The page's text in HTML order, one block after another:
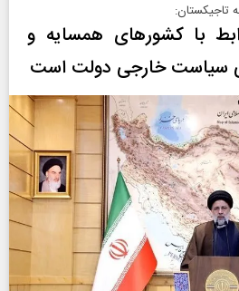
تاجیکستان:
با کشورهای همسایه و
سیاست خارجی دولت است